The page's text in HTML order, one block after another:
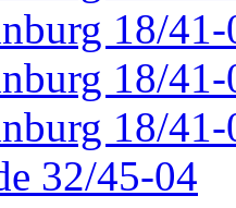
18/41-
18/41-
18/41-
32/45-04